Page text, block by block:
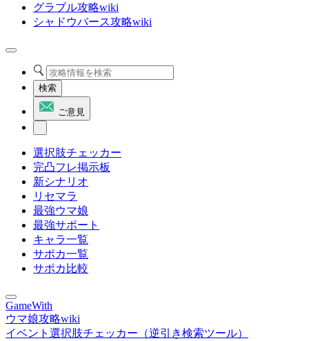
グラブル攻略wiki
シャドウバース攻略wiki
検索
ご意見
選択肢チェッカー
完凸フレ掲示板
新シナリオ
リセマラ
最強ウマ娘
最強サポート
キャラ一覧
サポカ一覧
サポカ比較
GameWith
ウマ娘攻略wiki
イベント選択肢チェッカー（逆引き検索ツール）